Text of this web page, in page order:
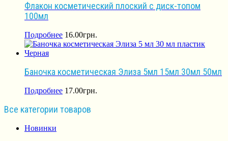
Флакон косметический плоский с диск-топом
100мл
Подробнее 16.00грн.
Баночка косметическая Элиза 5мл 15мл 30мл 50мл
Подробнее 17.00грн.
Все категории товаров
Новинки